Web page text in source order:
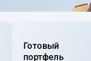
Готовый
портфель